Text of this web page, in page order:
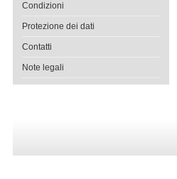
Condizioni
Protezione dei dati
Contatti
Note legali